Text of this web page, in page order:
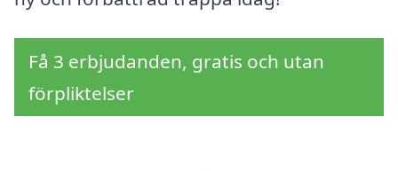
Få 3 erbjudanden, gratis och utan
förpliktelser